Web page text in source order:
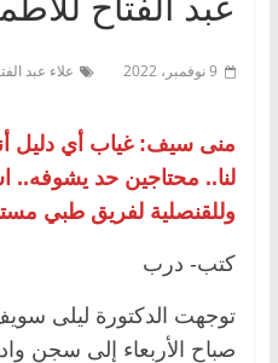
9 نوفمبر، 2022 علاء عبد
منى سيف: غياب أي
لنا.. محتاجين حد يشوفه..
وللقنصلية لفريق طبي
كتب- درب
توجهت الدكتورة ليلى
صباح الأربعاء إلى سجن